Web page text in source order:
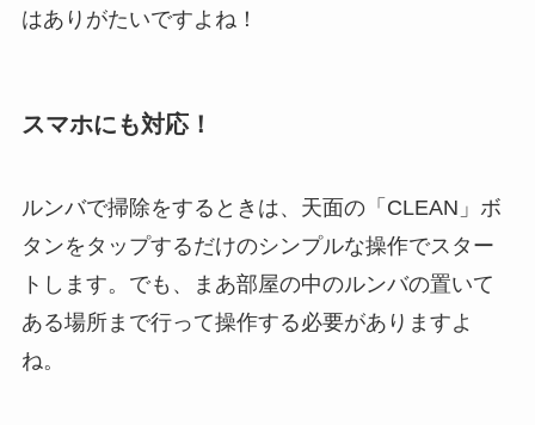
はありがたいですよね！
スマホにも対応！
ルンバで掃除をするときは、天面の「CLEAN」ボ
タンをタップするだけのシンプルな操作でスター
トします。でも、まあ部屋の中のルンバの置いて
ある場所まで行って操作する必要がありますよ
ね。